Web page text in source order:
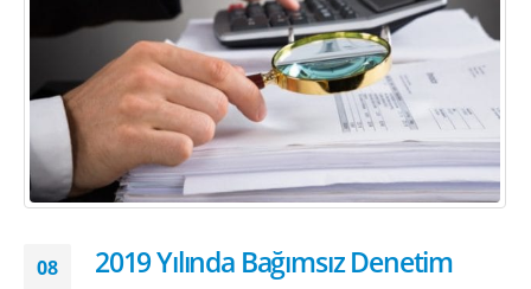
08 2019 Yılında Bağımsız Denetim